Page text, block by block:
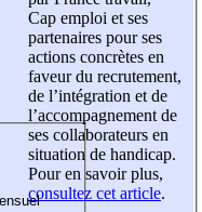
Cap emploi et ses
partenaires pour ses
actions concrètes en
faveur du recrutement,
de l’intégration et de
l’accompagnement de
ses collaborateurs en
situation de handicap.
Pour en savoir plus,
consultez cet article.